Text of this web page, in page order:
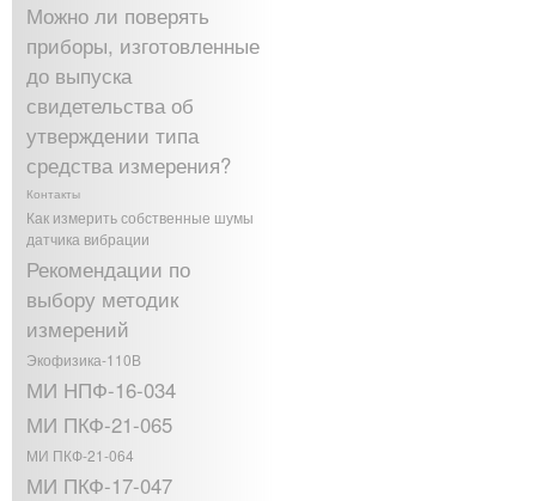
Можно ли поверять
приборы, изготовленные
до выпуска
свидетельства об
утверждении типа
средства измерения?
Контакты
Как измерить собственные шумы
датчика вибрации
Рекомендации по
выбору методик
измерений
Экофизика-110В
МИ НПФ-16-034
МИ ПКФ-21-065
МИ ПКФ-21-064
МИ ПКФ-17-047